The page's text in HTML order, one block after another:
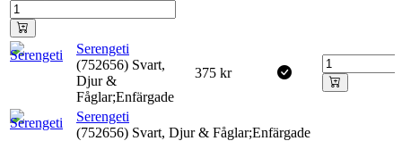
Serengeti
(752656) Svart,
Djur &
Fåglar;Enfärgade
375 kr
Serengeti
(752656) Svart, Djur & Fåglar;Enfärgade